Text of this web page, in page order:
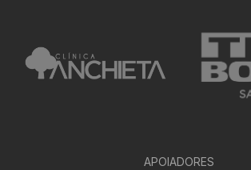
APOIADORES